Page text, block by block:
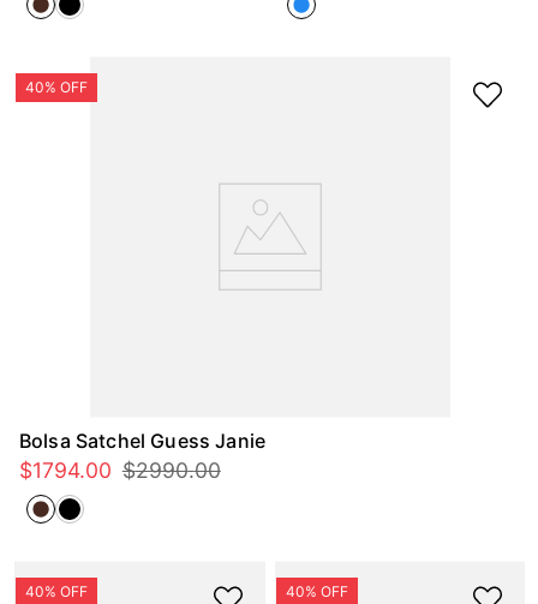
Bolsa Satchel Guess Janie
$1794.00 $2990.00